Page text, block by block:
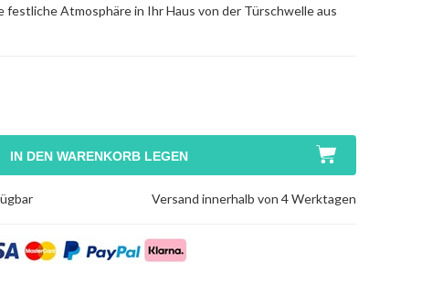
festliche Atmosphäre in Ihr Haus von der Türschwelle aus
IN DEN WARENKORB LEGEN
Versand innerhalb von 4 Werktagen